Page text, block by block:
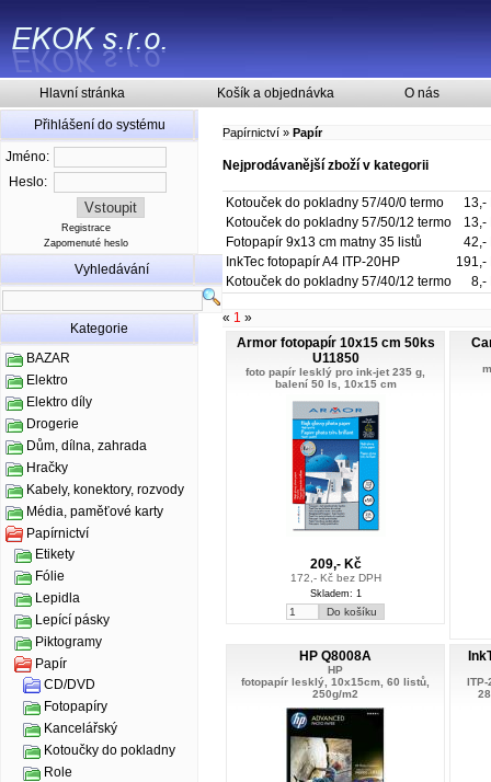
Hlavní stránka Košík a objednávka O nás
Přihlášení do systému
Jméno:
Heslo:
Registrace
Zapomenuté heslo
Vyhledávání
Kategorie
BAZAR
Elektro
Elektro díly
Drogerie
Dům, dílna, zahrada
Hračky
Kabely, konektory, rozvody
Média, paměťové karty
Papírnictví
Etikety
Fólie
Lepidla
Lepící pásky
Piktogramy
Papír
CD/DVD
Fotopapíry
Kancelářský
Kotoučky do pokladny
Role
Papírnictví » Papír
Nejprodávanější zboží v kategorii
Kotouček do pokladny 57/40/0 termo
13,-
Kotouček do pokladny 57/50/12 termo
13,-
Fotopapír 9x13 cm matny 35 listů
42,-
InkTec fotopapír A4 ITP-20HP
191,-
Kotouček do pokladny 57/40/12 termo
8,-
« 1 »
Armor fotopapír 10x15 cm 50ks
U11850
foto papír lesklý pro ink-jet 235 g,
balení 50 ls, 10x15 cm
209,- Kč
172,- Kč bez DPH
Skladem: 1
HP Q8008A
HP
fotopapír lesklý, 10x15cm, 60 listů,
250g/m2
ITP-